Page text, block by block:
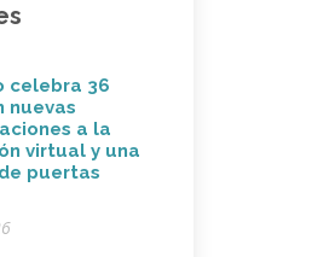
celebra 36
nuevas
a la
virtual y una
puertas